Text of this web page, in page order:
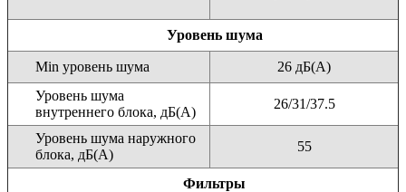
Уровень шума
Min уровень шума
26 дБ(А)
Уровень шума
внутреннего блока, дБ(А)
26/31/37.5
Уровень шума наружного
блока, дБ(А)
55
Фильтры